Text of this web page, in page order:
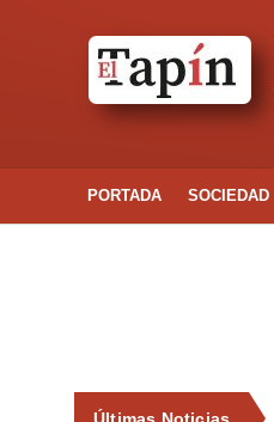
PORTADA SOCIEDAD